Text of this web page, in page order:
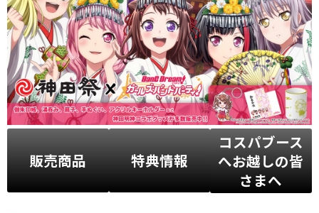
販売商品 特典情報
コスパブース
へお越しの皆
さまへ